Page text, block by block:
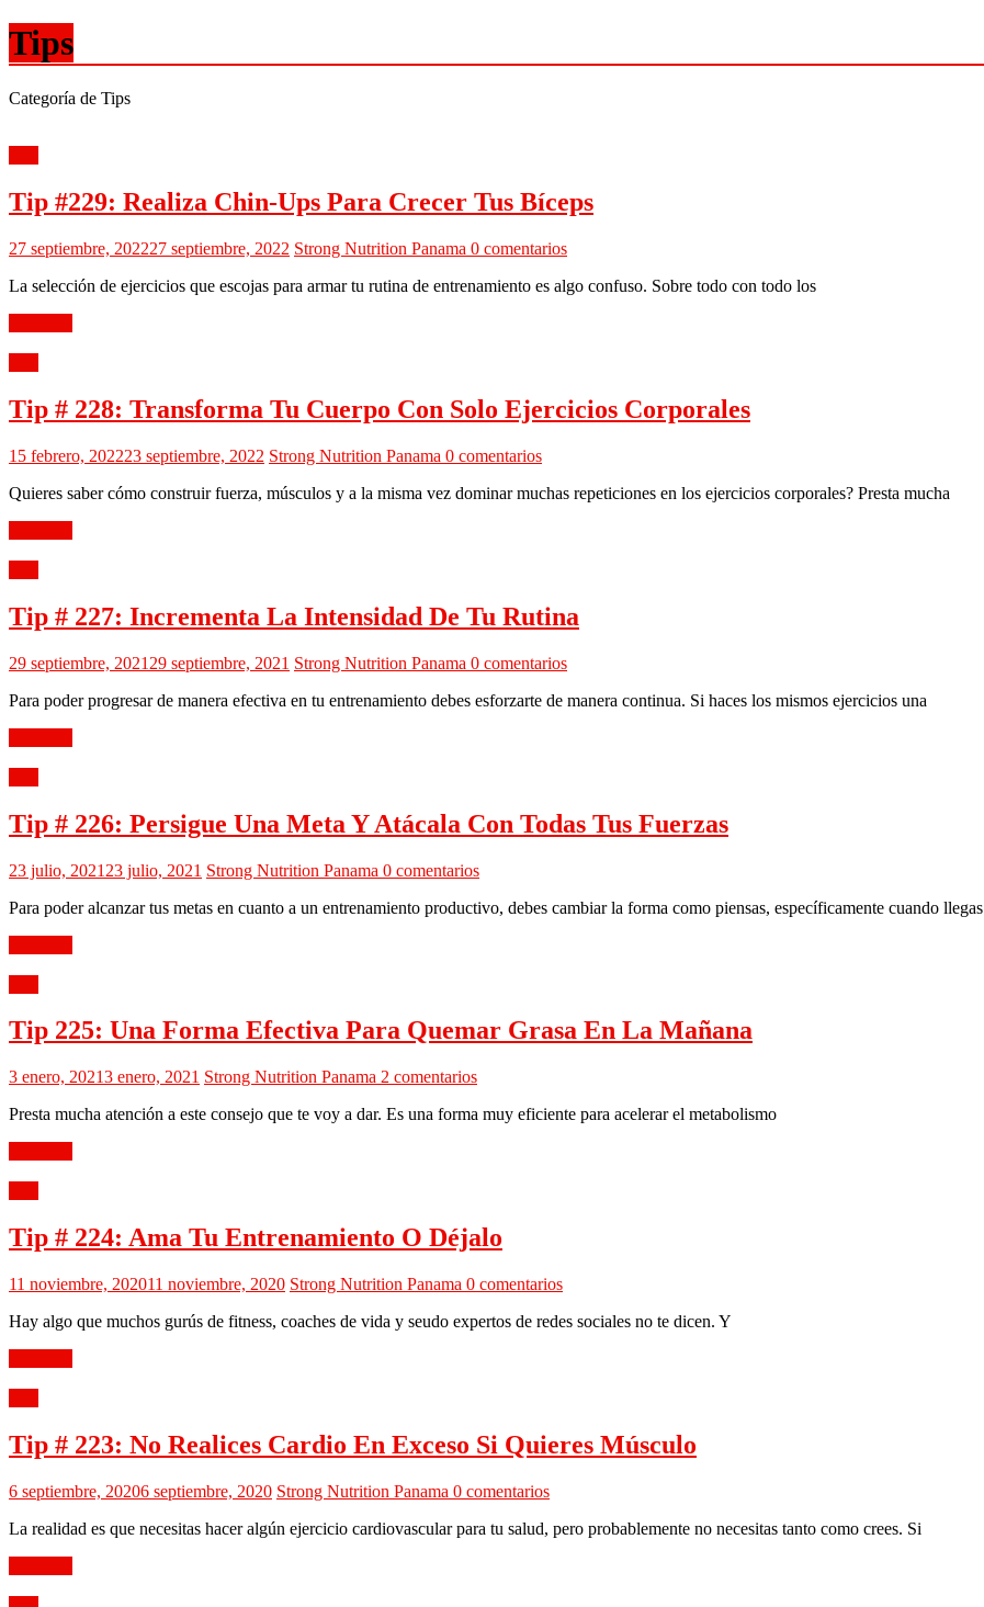
Tips
Categoría de Tips
Tip #229: Realiza Chin-Ups Para Crecer Tus Bíceps
27 septiembre, 202227 septiembre, 2022 Strong Nutrition Panama 0 comentarios
La selección de ejercicios que escojas para armar tu rutina de entrenamiento es algo confuso. Sobre todo con todo los
Tip # 228: Transforma Tu Cuerpo Con Solo Ejercicios Corporales
15 febrero, 202223 septiembre, 2022 Strong Nutrition Panama 0 comentarios
Quieres saber cómo construir fuerza, músculos y a la misma vez dominar muchas repeticiones en los ejercicios corporales? Presta mucha
Tip # 227: Incrementa La Intensidad De Tu Rutina
29 septiembre, 2021 29 septiembre, 2021 Strong Nutrition Panama 0 comentarios
Para poder progresar de manera efectiva en tu entrenamiento debes esforzarte de manera continua. Si haces los mismos ejercicios una
Tip # 226: Persigue Una Meta Y Atácala Con Todas Tus Fuerzas
23 julio, 2021 23 julio, 2021 Strong Nutrition Panama 0 comentarios
Para poder alcanzar tus metas en cuanto a un entrenamiento productivo, debes cambiar la forma como piensas, específicamente cuando llegas
Tip 225: Una Forma Efectiva Para Quemar Grasa En La Mañana
3 enero, 20213 enero, 2021 Strong Nutrition Panama 2 comentarios
Presta mucha atención a este consejo que te voy a dar. Es una forma muy eficiente para acelerar el metabolismo
Tip # 224: Ama Tu Entrenamiento O Déjalo
11 noviembre, 202011 noviembre, 2020 Strong Nutrition Panama 0 comentarios
Hay algo que muchos gurús de fitness, coaches de vida y seudo expertos de redes sociales no te dicen. Y
Tip # 223: No Realices Cardio En Exceso Si Quieres Músculo
6 septiembre, 20206 septiembre, 2020 Strong Nutrition Panama 0 comentarios
La realidad es que necesitas hacer algún ejercicio cardiovascular para tu salud, pero probablemente no necesitas tanto como crees. Si